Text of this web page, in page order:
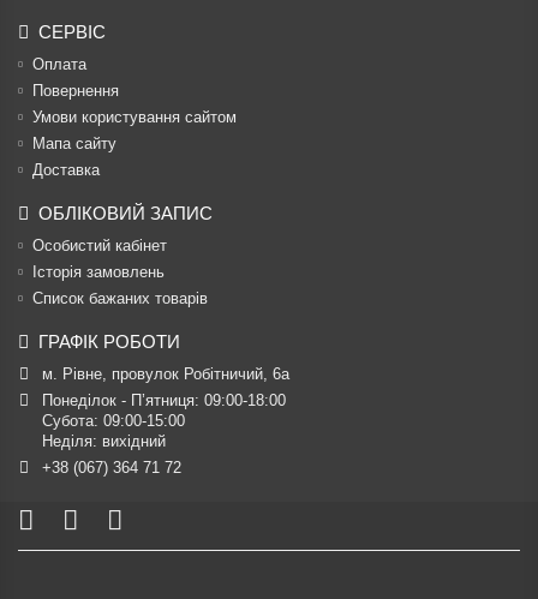
СЕРВІС
Оплата
Повернення
Умови користування сайтом
Мапа сайту
Доставка
ОБЛІКОВИЙ ЗАПИС
Особистий кабінет
Історія замовлень
Список бажаних товарів
ГРАФІК РОБОТИ
м. Рівне, провулок Робітничий, 6а
Понеділок - П’ятниця: 09:00-18:00
Субота: 09:00-15:00
Неділя: вихідний
+38 (067) 364 71 72